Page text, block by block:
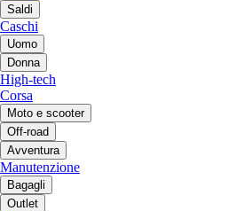
Saldi
Caschi
Uomo
Donna
High-tech
Corsa
Moto e scooter
Off-road
Avventura
Manutenzione
Bagagli
Outlet